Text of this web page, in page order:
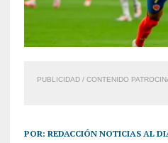
PUBLICIDAD / CONTENIDO
POR: REDACCIÓN NOTICIAS AL